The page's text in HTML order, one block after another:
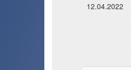
12.04.2022